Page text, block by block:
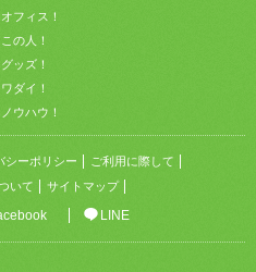
フィス！
の人！
ッズ！
ダイ！
ウハウ！
シーポリシー
ご利用に際して
いて
サイトマップ
LINE